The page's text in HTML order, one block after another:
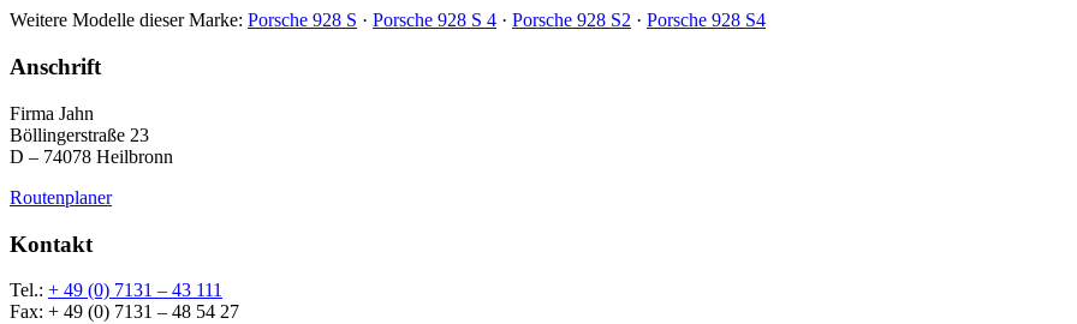
Weitere Modelle dieser Marke: Porsche 928 S · Porsche 928 S 4 · Porsche 928 S2 · Porsche 928 S4
Anschrift
Firma Jahn
Böllingerstraße 23
D – 74078 Heilbronn
Routenplaner
Kontakt
Tel.: + 49 (0) 7131 – 43 111
Fax: + 49 (0) 7131 – 48 54 27